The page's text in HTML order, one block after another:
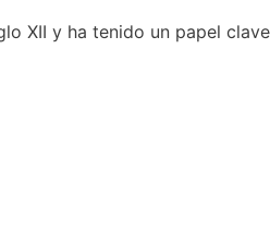
XII y ha tenido un papel